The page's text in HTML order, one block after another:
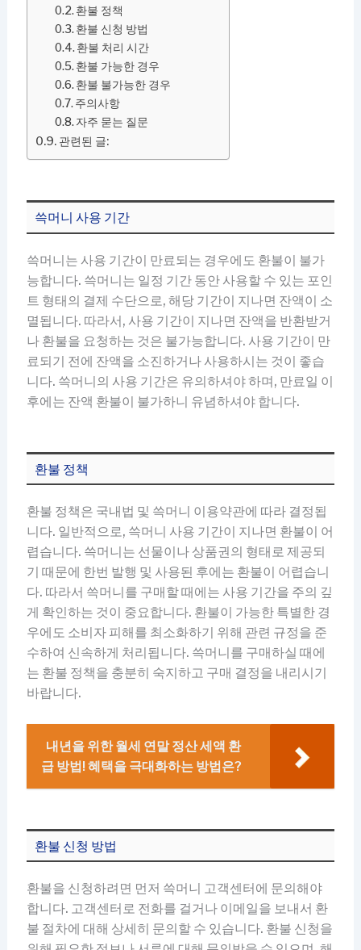
환불 정책
환불 신청 방법
환불 처리 시간
환불 가능한 경우
환불 불가능한 경우
주의사항
자주 묻는 질문
관련된 글:
쓱머니 사용 기간
쓱머니는 사용 기간이 만료되는 경우에도 환불이 불가
능합니다. 쓱머니는 일정 기간 동안 사용할 수 있는 포인
트 형태의 결제 수단으로, 해당 기간이 지나면 잔액이 소
멸됩니다. 따라서, 사용 기간이 지나면 잔액을 반환받거
나 환불을 요청하는 것은 불가능합니다. 사용 기간이 만
료되기 전에 잔액을 소진하거나 사용하시는 것이 좋습
니다. 쓱머니의 사용 기간은 유의하셔야 하며, 만료일 이
후에는 잔액 환불이 불가하니 유념하셔야 합니다.
환불 정책
환불 정책은 국내법 및 쓱머니 이용약관에 따라 결정됩
니다. 일반적으로, 쓱머니 사용 기간이 지나면 환불이 어
렵습니다. 쓱머니는 선물이나 상품권의 형태로 제공되
기 때문에 한번 발행 및 사용된 후에는 환불이 어렵습니
다. 따라서 쓱머니를 구매할 때에는 사용 기간을 주의 깊
게 확인하는 것이 중요합니다. 환불이 가능한 특별한 경
우에도 소비자 피해를 최소화하기 위해 관련 규정을 준
수하여 신속하게 처리됩니다. 쓱머니를 구매하실 때에
는 환불 정책을 충분히 숙지하고 구매 결정을 내리시기
바랍니다.
내년을 위한 월세 연말 정산 세액 환
급 방법! 혜택을 극대화하는 방법은?
환불 신청 방법
환불을 신청하려면 먼저 쓱머니 고객센터에 문의해야
합니다. 고객센터로 전화를 걸거나 이메일을 보내서 환
불 절차에 대해 상세히 문의할 수 있습니다. 환불 신청을